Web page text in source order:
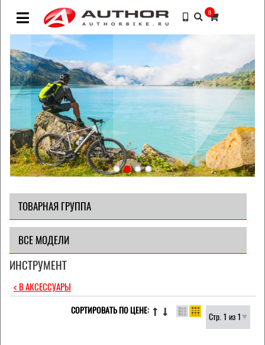
0
ТОВАРНАЯ ГРУППА
ВСЕ МОДЕЛИ
ИНСТРУМЕНТ
< В АКСЕССУАРЫ
Стр. 1 из 1
СОРТИРОВАТЬ ПО ЦЕНЕ: